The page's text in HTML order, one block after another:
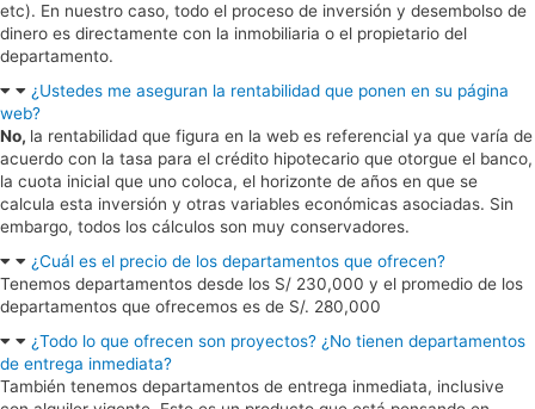
etc). En nuestro caso, todo el proceso de inversión y desembolso de
dinero es directamente con la inmobiliaria o el propietario del
departamento.
¿Ustedes me aseguran la rentabilidad que ponen en su página
web?
No, la rentabilidad que figura en la web es referencial ya que varía de
acuerdo con la tasa para el crédito hipotecario que otorgue el banco,
la cuota inicial que uno coloca, el horizonte de años en que se
calcula esta inversión y otras variables económicas asociadas. Sin
embargo, todos los cálculos son muy conservadores.
¿Cuál es el precio de los departamentos que ofrecen?
Tenemos departamentos desde los S/ 230,000 y el promedio de los
departamentos que ofrecemos es de S/. 280,000
¿Todo lo que ofrecen son proyectos? ¿No tienen departamentos
de entrega inmediata?
También tenemos departamentos de entrega inmediata, inclusive